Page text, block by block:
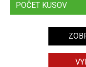
POČET KUSOV